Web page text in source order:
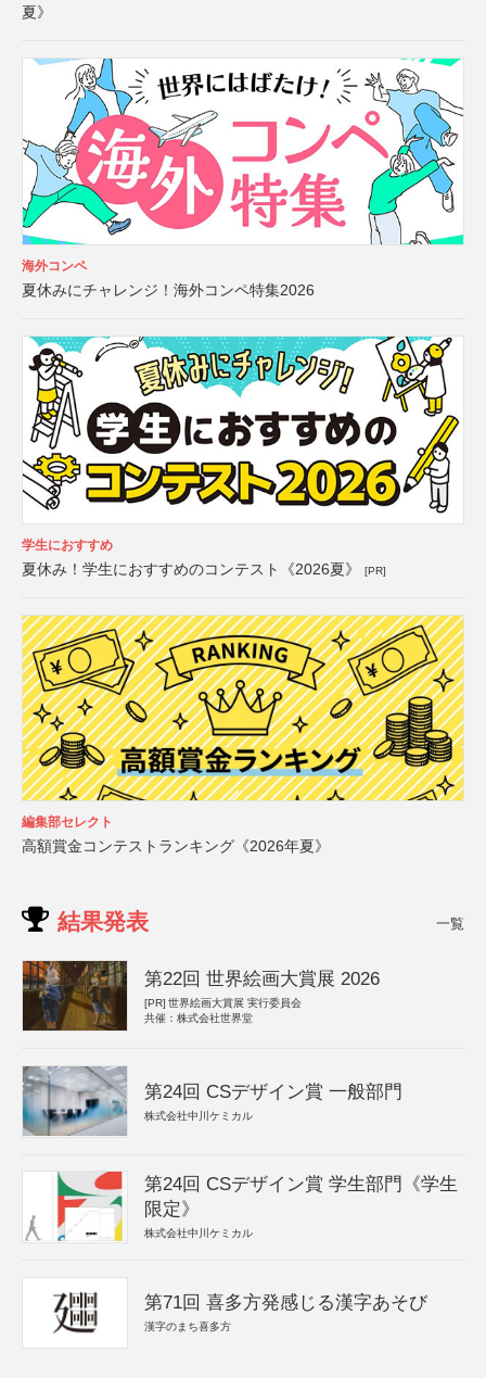
夏》
海外コンペ
夏休みにチャレンジ！海外コンペ特集2026
学生におすすめ
夏休み！学生におすすめのコンテスト《2026夏》 [PR]
編集部セレクト
高額賞金コンテストランキング《2026年夏》
結果発表 一覧
第22回 世界絵画大賞展 2026
[PR] 世界絵画大賞展 実行委員会
共催：株式会社世界堂
第24回 CSデザイン賞 一般部門
株式会社中川ケミカル
第24回 CSデザイン賞 学生部門《学生
限定》
株式会社中川ケミカル
第71回 喜多方発感じる漢字あそび
漢字のまち喜多方